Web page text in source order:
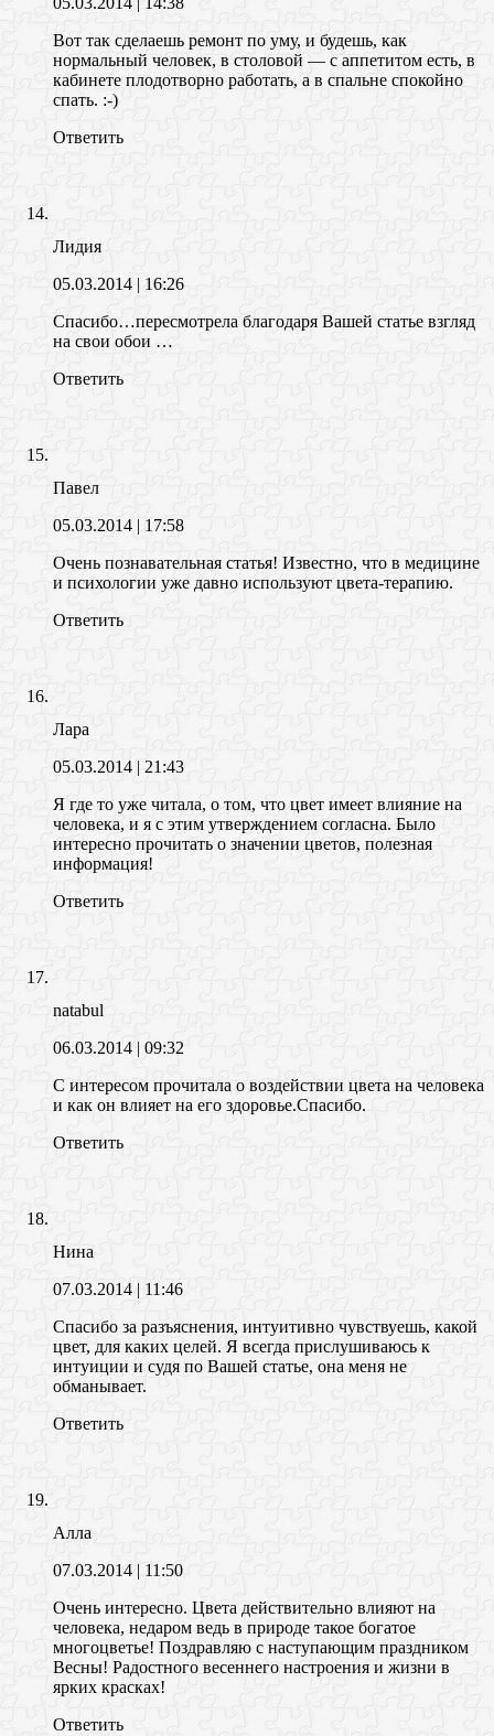
Вот так сделаешь ремонт по уму, и будешь, как
нормальный человек, в столовой — с аппетитом есть, в
кабинете плодотворно работать, а в спальне спокойно
спать. :-)
Ответить
Лидия
05.03.2014 | 16:26
Спасибо…пересмотрела благодаря Вашей статье взгляд
на свои обои …
Ответить
Павел
05.03.2014 | 17:58
Очень познавательная статья! Известно, что в медицине
и психологии уже давно используют цвета-терапию.
Ответить
Лара
05.03.2014 | 21:43
Я где то уже читала, о том, что цвет имеет влияние на
человека, и я с этим утверждением согласна. Было
интересно прочитать о значении цветов, полезная
информация!
Ответить
natabul
06.03.2014 | 09:32
С интересом прочитала о воздействии цвета на человека
и как он влияет на его здоровье.Спасибо.
Ответить
Нина
07.03.2014 | 11:46
Спасибо за разъяснения, интуитивно чувствуешь, какой
цвет, для каких целей. Я всегда прислушиваюсь к
интуиции и судя по Вашей статье, она меня не
обманывает.
Ответить
Алла
07.03.2014 | 11:50
Очень интересно. Цвета действительно влияют на
человека, недаром ведь в природе такое богатое
многоцветье! Поздравляю с наступающим праздником
Весны! Радостного весеннего настроения и жизни в
ярких красках!
Ответить